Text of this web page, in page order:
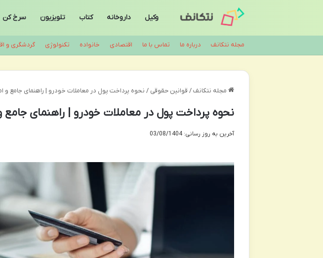
وکیل داروخانه کتاب تلویزیون سرخ کن
مجله نتکانف درباره ما تماس با ما اقتصادی خانواده تکنولوژی گردشگری و
مجله نتکانف / قوانین حقوقی / نحوه پرداخت پول در معاملات خودرو | راهنمای جامع و
نحوه پرداخت پول در معاملات خودرو | راهنمای جامع
آخرین به روز رسانی: 03/08/1404